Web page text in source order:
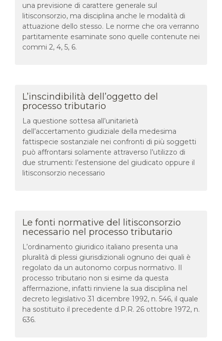
una previsione di carattere generale sul
litisconsorzio, ma disciplina anche le modalità di
attuazione dello stesso. Le norme che ora verranno
partitamente esaminate sono quelle contenute nei
commi 2, 4, 5, 6.
L’inscindibilità dell’oggetto del
processo tributario
La questione sottesa all’unitarietà
dell’accertamento giudiziale della medesima
fattispecie sostanziale nei confronti di più soggetti
può affrontarsi solamente attraverso l’utilizzo di
due strumenti: l’estensione del giudicato oppure il
litisconsorzio necessario
Le fonti normative del litisconsorzio
necessario nel processo tributario
L’ordinamento giuridico italiano presenta una
pluralità di plessi giurisdizionali ognuno dei quali è
regolato da un autonomo corpus normativo. Il
processo tributario non si esime da questa
affermazione, infatti rinviene la sua disciplina nel
decreto legislativo 31 dicembre 1992, n. 546, il quale
ha sostituito il precedente d.P.R. 26 ottobre 1972, n.
636.